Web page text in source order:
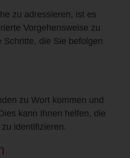
zu adressieren, ist es
Vorgehensweise zu
Schritte, die Sie befolgen
zu Wort kommen und
kann Ihnen helfen, die
identifizieren.